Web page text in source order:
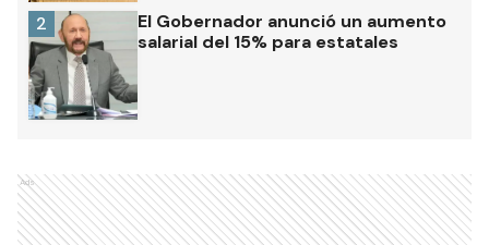
El Gobernador anunció un aumento
salarial del 15% para estatales
2
Ads